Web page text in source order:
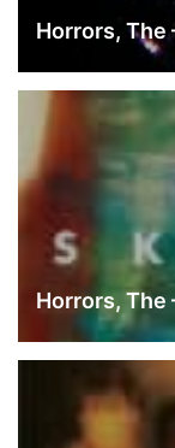
Horrors, The
Horrors, The